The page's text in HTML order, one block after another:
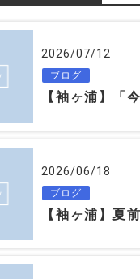
2026/07/12
ブログ
2026/06/18
ブログ